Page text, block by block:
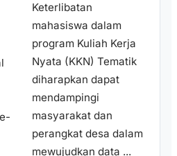
Keterlibatan
mahasiswa dalam
program Kuliah Kerja
Nyata (KKN) Tematik
diharapkan dapat
mendampingi
masyarakat dan
perangkat desa dalam
mewujudkan data ...